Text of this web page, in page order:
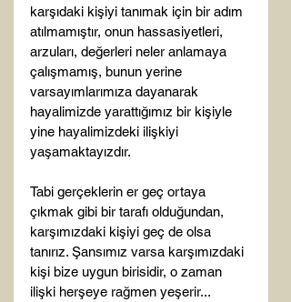
karşıdaki kişiyi tanımak için bir adım
atılmamıştır, onun hassasiyetleri,
arzuları, değerleri neler anlamaya
çalışmamış, bunun yerine
varsayımlarımıza dayanarak
hayalimizde yarattığımız bir kişiyle
yine hayalimizdeki ilişkiyi
yaşamaktayızdır.
Tabi gerçeklerin er geç ortaya
çıkmak gibi bir tarafı olduğundan,
karşımızdaki kişiyi geç de olsa
tanırız. Şansımız varsa karşımızdaki
kişi bize uygun birisidir, o zaman
ilişki herşeye rağmen yeşerir...